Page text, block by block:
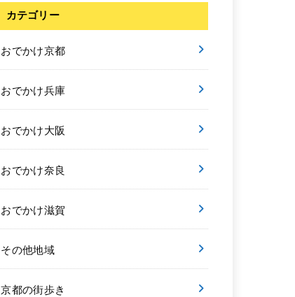
カテゴリー
おでかけ京都
おでかけ兵庫
おでかけ大阪
おでかけ奈良
おでかけ滋賀
その他地域
京都の街歩き